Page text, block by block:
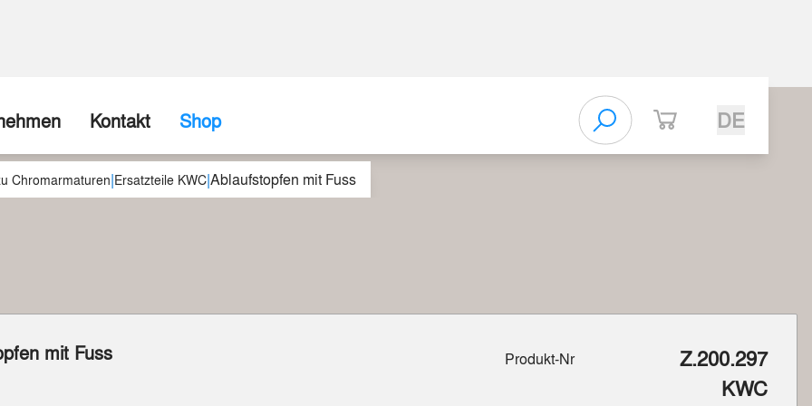
Beispiele aus unserer Werkstatt
Kontakt
Firma / Abholshop
Shop DE
Chromarmaturen|Ersatzteile KWC|Ablaufstopfen mit Fuss
mit Fuss Produkt-Nr
Z.200.297
KWC